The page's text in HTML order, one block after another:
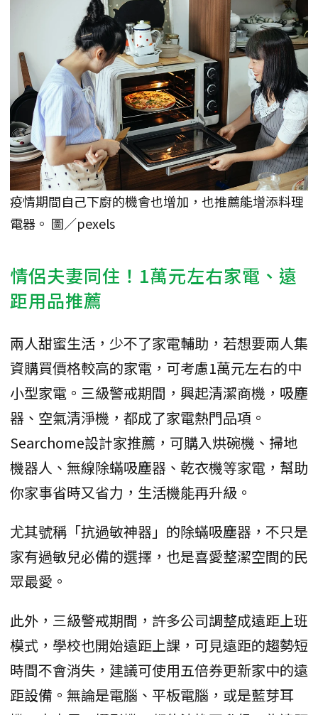
疫情期間自己下廚的機會也增加，也推薦能增添料理
電器。 圖／pexels
情侶夫妻同住！1萬元左右家電、遠
距用品推薦
兩人甜蜜生活，少不了家電輔助，若想要兩人集
資購買價格較高的家電，可考慮1萬元左右的中
小型家電。三級警戒期間，興起清潔商機，吸塵
器、空氣清淨機，都成了家電熱門品項。
Searchome設計家推薦，可購入烘碗機、掃地
機器人、無線除蟎吸塵器、乾衣機等家電，幫助
你家事省時又省力，生活機能再升級。
尤其號稱「抗過敏神器」的除蟎吸塵器，不只是
家有過敏兒必備的選擇，也是喜愛整潔空間的民
眾最愛。
此外，三級警戒期間，許多公司調整成遠距上班
模式，學校也開始遠距上課，可見遠距的趨勢短
時間不會消失，建議可使用五倍券更新家中的遠
距設備。無論是電腦、平板電腦，或是藍芽耳